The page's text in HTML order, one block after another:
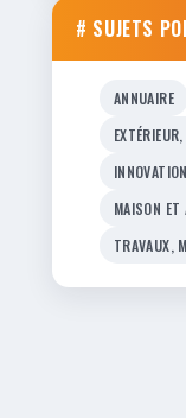
# SUJETS
ANNUAIRE
MAISON ET
TRAVAUX,